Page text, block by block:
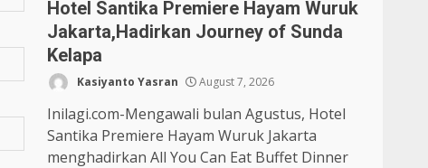
Hotel Santika Premiere Hayam Wuruk
Jakarta,Hadirkan Journey of Sunda
Kelapa
Kasiyanto Yasran August 7, 2026
Inilagi.com-Mengawali bulan Agustus, Hotel
Santika Premiere Hayam Wuruk Jakarta
menghadirkan All You Can Eat Buffet Dinner